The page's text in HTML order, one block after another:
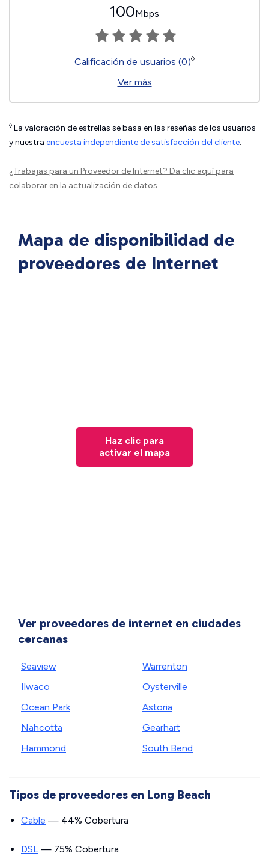
100Mbps
Calificación de usuarios (0)◊
Ver más
◊ La valoración de estrellas se basa en las reseñas de los usuarios
y nuestra encuesta independiente de satisfacción del cliente.
¿Trabajas para un Proveedor de Internet? Da clic aquípara
colaborar en la actualización de datos.
Mapa de disponibilidad de
proveedores de Internet
Haz clic para
activar el mapa
Ver proveedores de internet en ciudades
cercanas
Seaview
Ilwaco
Ocean Park
Nahcotta
Hammond
Warrenton
Oysterville
Astoria
Gearhart
South Bend
Tipos de proveedores en Long Beach
Cable — 44% Cobertura
DSL — 75% Cobertura